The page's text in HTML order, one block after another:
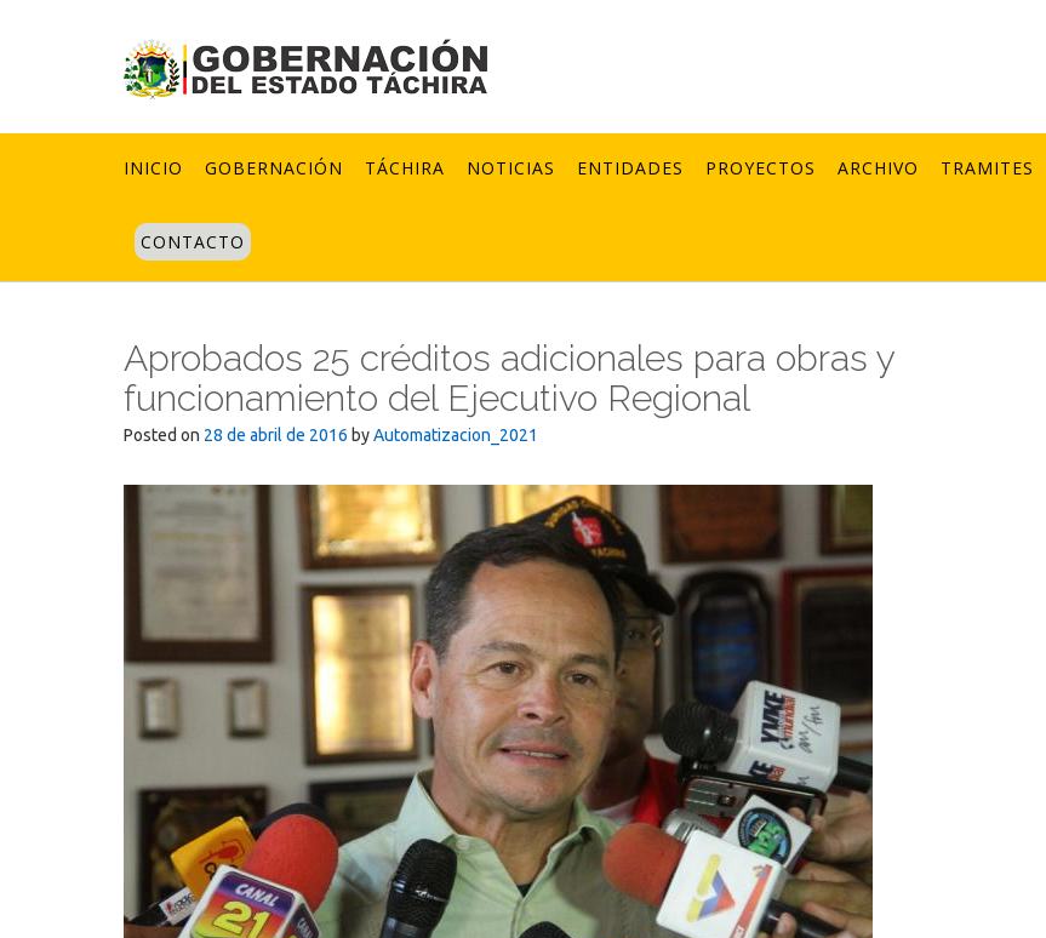
INICIO GOBERNACIÓN TÁCHIRA NOTICIAS ENTIDADES PROYECTOS ARCHIVO TRAMITES
CONTACTO
Aprobados 25 créditos adicionales para obras y
funcionamiento del Ejecutivo Regional
Posted on 28 de abril de 2016 byAutomatizacion_2021